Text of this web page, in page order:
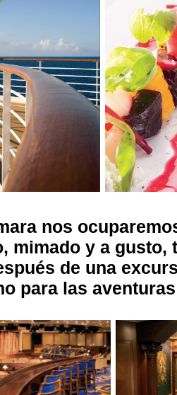
nos
mimado y a
de una
para las